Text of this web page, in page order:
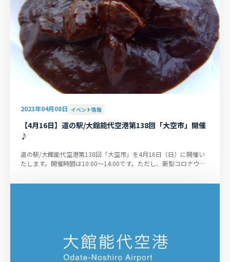
2023年04月08日 イベント情報
【4月16日】道の駅/大館能代空港第138回「大空市」開催
♪
道の駅/大館能代空港第138回「大空市」を4月16日（日）に開催い
たします。開催時間は10:00～14:00です。ただし、新型コロナウイ